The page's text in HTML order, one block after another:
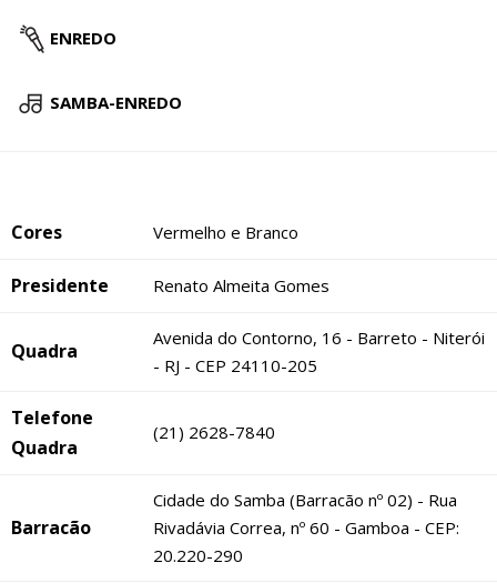
ENREDO
SAMBA-ENREDO
Cores Vermelho e Branco
Presidente Renato Almeita Gomes
Quadra
Avenida do Contorno, 16 - Barreto - Niterói
- RJ - CEP 24110-205
Telefone
Quadra
(21) 2628-7840
Barracão
Cidade do Samba (Barracão nº 02) - Rua
Rivadávia Correa, nº 60 - Gamboa - CEP:
20.220-290